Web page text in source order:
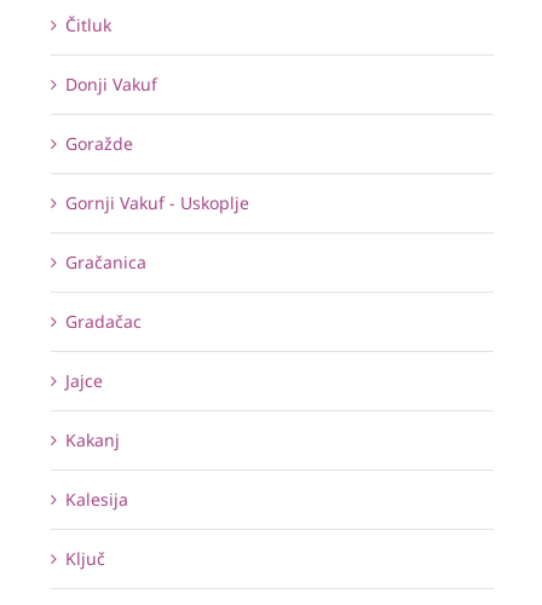
Čitluk
Donji Vakuf
Goražde
Gornji Vakuf - Uskoplje
Gračanica
Gradačac
Jajce
Kakanj
Kalesija
Ključ